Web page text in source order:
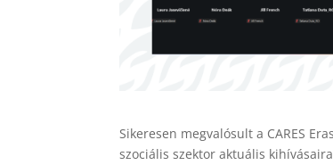
Sikeresen megvalósult a CARES
szociális szektor aktuális